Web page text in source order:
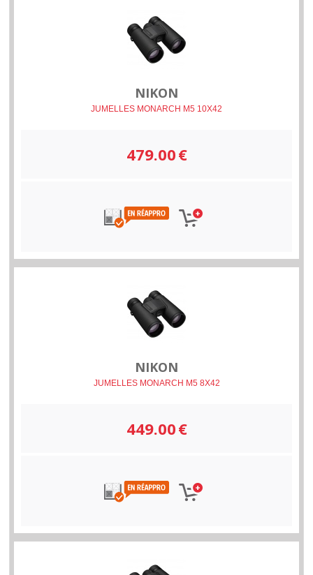
NIKON
JUMELLES MONARCH M5 10X42
479.00€
NIKON
JUMELLES MONARCH M5 8X42
449.00€